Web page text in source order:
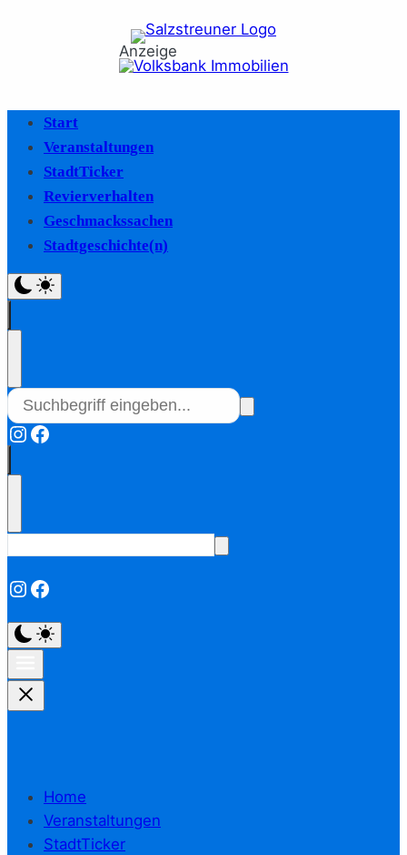
Anzeige
Start
Veranstaltungen
StadtTicker
Revierverhalten
Geschmackssachen
Stadtgeschichte(n)
Instagram
Facebook
Instagram
Facebook
Home
Veranstaltungen
StadtTicker